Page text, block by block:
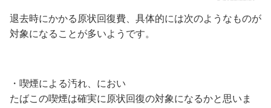
退去時にかかる原状回復費、具体的には次のようなものが
対象になることが多いようです。
・喫煙による汚れ、におい
たばこの喫煙は確実に原状回復の対象になるかと思いま